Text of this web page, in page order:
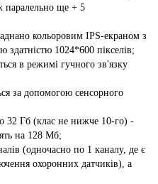
паралельно ще + 5
кольоровим IPS-екраном з
здатністю 1024*600 пікселів;
в режимі гучного зв'язку
за допомогою сенсорного
32 Гб (клас не нижче 10-го) -
на 128 Мб;
(одночасно по 1 каналу, де є
охоронних датчиків), а